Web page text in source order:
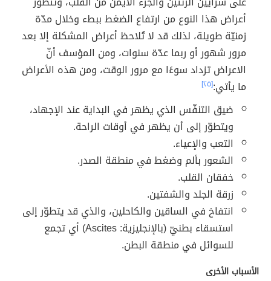
أعراض هذا النوع من ارتفاع الضغط ببطء وخلال مدّة
زمنيّة طويلة، لذلك قد لا تُلاحظ أعراض المشكلة إلا بعد
مرور شهور أو ربما عدّة سنوات، ومن المؤسف أنّ
الاعراض تزداد سوءًا مع مرور الوقت، ومن هذه الأعراض
ما يأتي:[٢٥]
ضيق التنفّس الذي يظهر في البداية عند الإجهاد،
ويتطوّر إلى أن يظهر في أوقات الراحة.
التعب والإعياء.
الشعور بألم وضغط في منطقة الصدر.
خفقان القلب.
زرقة الجلد والشفتين.
انتفاخ في الساقين والكاحلين، والذي قد يتطوّر إلى
استسقاء بطنيّ (بالإنجليزية: Ascites) أي تجمع
للسوائل في منطقة البطن.
الأسباب الأخرى